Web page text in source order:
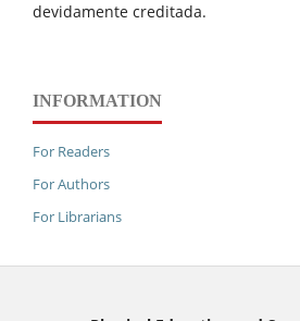
devidamente creditada.
INFORMATION
For Readers
For Authors
For Librarians